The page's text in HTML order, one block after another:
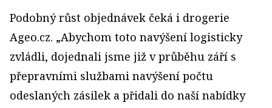
Podobný růst objednávek čeká i drogerie
Ageo.cz. „Abychom toto navýšení logisticky
zvládli, dojednali jsme již v průběhu září s
přepravními službami navýšení počtu
odeslaných zásilek a přidali do naší nabídky